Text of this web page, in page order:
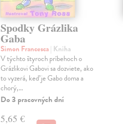
Spodky Grázlika
Gaba
Simon Francesca| Kniha
V týchto štyroch príbehoch o
Grázlikovi Gabovi sa dozviete, ako
to vyzerá, keď je Gabo doma a
chorý,...
Do 3 pracovných dní
5,65 €